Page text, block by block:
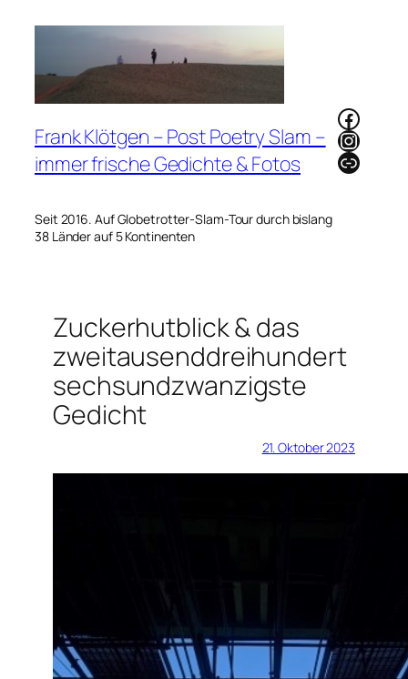
Frank Klötgen – Post Poetry Slam –
immer frische Gedichte & Fotos
Seit 2016. Auf Globetrotter-Slam-Tour durch bislang
38 Länder auf 5 Kontinenten
Link
Zuckerhutblick & das
zweitausenddreihundert
sechsundzwanzigste
Gedicht
21. Oktober 2023